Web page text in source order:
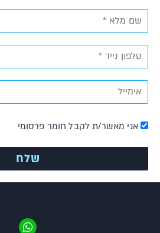
אני מאשר/ת לקבל חומר פרסומי